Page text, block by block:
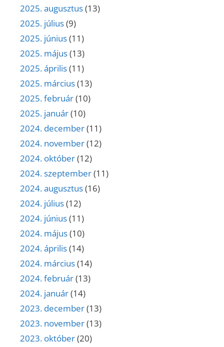
2025. augusztus(13)
2025. július(9)
2025. június(11)
2025. május(13)
2025. április(11)
2025. március(13)
2025. február(10)
2025. január(10)
2024. december(11)
2024. november(12)
2024. október(12)
2024. szeptember(11)
2024. augusztus(16)
2024. július(12)
2024. június(11)
2024. május(10)
2024. április(14)
2024. március(14)
2024. február(13)
2024. január(14)
2023. december(13)
2023. november(13)
2023. október(20)